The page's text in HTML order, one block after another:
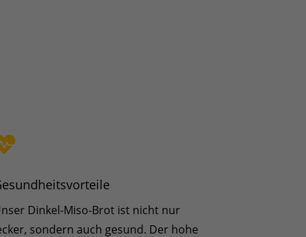
Dinkel-Miso-Brot ist nicht nur
sondern auch gesund. Der hohe